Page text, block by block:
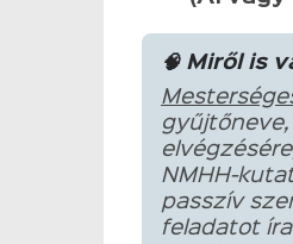
🧠 Miről is
gyűjtőneve,
NMHH-
passzív
feladatot